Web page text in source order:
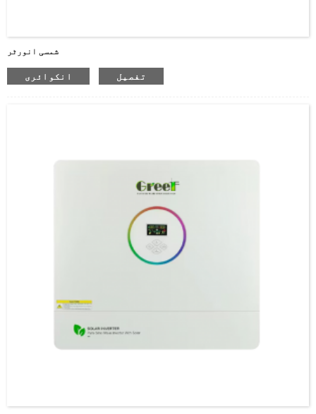
شمسی انورٹر
انکوائری تفصیل